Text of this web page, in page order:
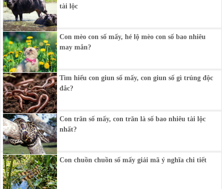
tài lộc
Con mèo con số mấy, hé lộ mèo con số bao nhiêu
may mắn?
Tìm hiểu con giun số mấy, con giun số gì trúng độc
đắc?
Con trăn số mấy, con trăn là số bao nhiêu tài lộc
nhất?
Con chuồn chuồn số mấy giải mã ý nghĩa chi tiết